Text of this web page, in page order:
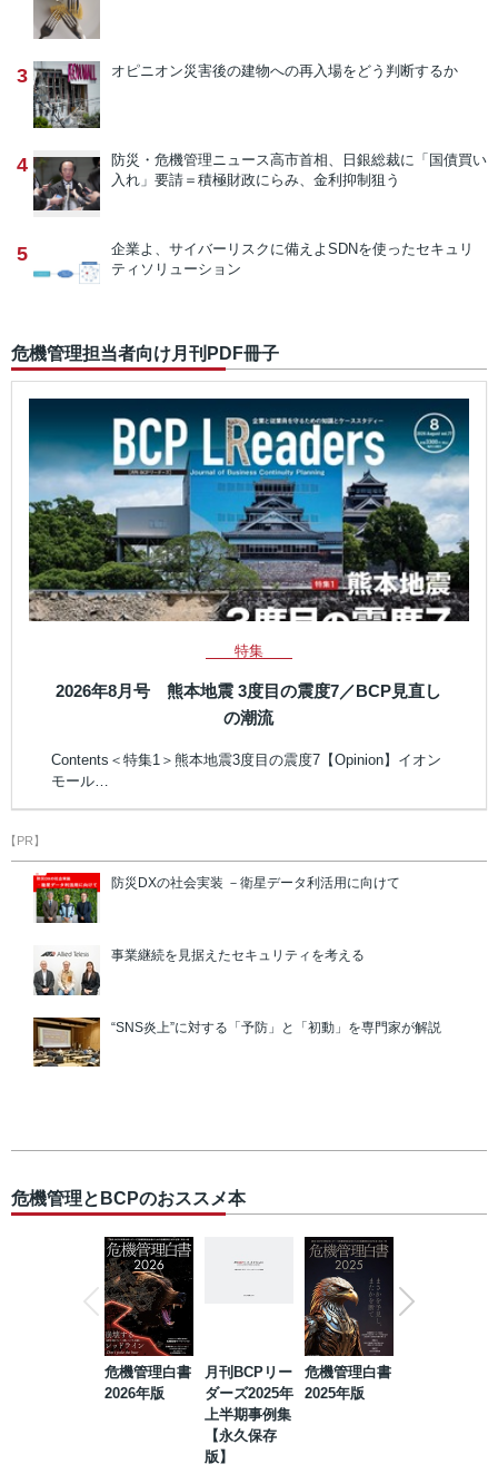
3 オピニオン災害後の建物への再入場をどう判断するか
4 防災・危機管理ニュース高市首相、日銀総裁に「国債買い
入れ」要請＝積極財政にらみ、金利抑制狙う
5 企業よ、サイバーリスクに備えよ SDNを使ったセキュリ
ティソリューション
危機管理担当者向け月刊PDF冊子
特集
2026年8月号 熊本地震 3度目の震度7／BCP見直し
の潮流
Contents＜特集1＞熊本地震3度目の震度7【Opinion】イオン
モール…
【PR】
防災DXの社会実装 －衛星データ利活用に向けて
事業継続を見据えたセキュリティを考える
“SNS炎上”に対する「予防」と「初動」を専門家が解説
危機管理とBCPのおススメ本
危機管理白書
2026年版
月刊BCPリー
ダーズ2025年
上半期事例集
【永久保存
版】
危機管理白書
2025年版